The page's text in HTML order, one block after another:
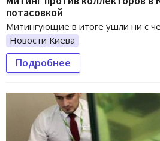
потасовкой
Митингующие в итоге ушли ни с
Новости Киева
Подробнее